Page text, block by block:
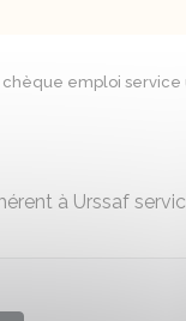
emploi service
à Urssaf